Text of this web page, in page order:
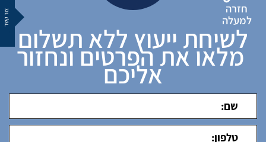
צור קשר
חזרה
למעלה
לשיחת ייעוץ ללא תשלום
מלאו את הפרטים ונחזור
אליכם